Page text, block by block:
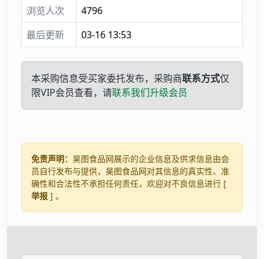
浏览人次
4796
最后更新
03-16 13:53
本采购信息受买家委托发布，采购商联系方式仅
限VIP会员查看，请联系我们升级会员
免责声明： 昊图食品网展示的企业信息及供求信息由会
员自行发布与提供，昊图食品网对其信息的真实性、准
确性和合法性不承担任何责任，欢迎对不良信息进行 [
举报 ] 。